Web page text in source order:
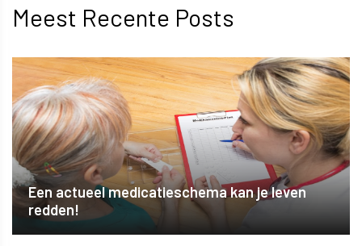
Meest Recente Posts
Een actueel medicatieschema kan je leven
redden!